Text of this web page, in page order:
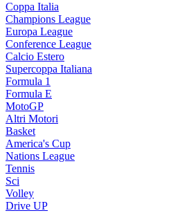
Coppa Italia
Champions League
Europa League
Conference League
Calcio Estero
Supercoppa Italiana
Formula 1
Formula E
MotoGP
Altri Motori
Basket
America's Cup
Nations League
Tennis
Sci
Volley
Drive UP